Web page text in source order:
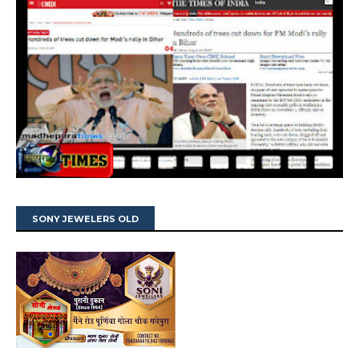
SONY JEWELERS OLD